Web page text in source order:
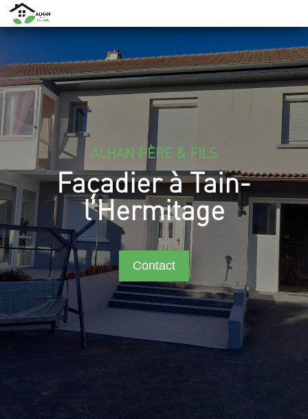
ALHAN PÈRE & FILS
Façadier à Tain-
l’Hermitage
Contact